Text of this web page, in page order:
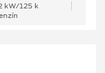
kW/125 k